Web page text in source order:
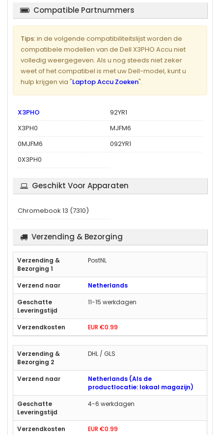
Compatible Partnummers
Tips:in de volgende compatibiliteitslijst worden de
compatibele modellen van de Dell X3PHO Accu niet
volledig weergegeven. Als u nog steeds niet zeker
weet of het compatibel is met uw Dell-model, kunt u
hulp krijgen via "Laptop Accu Zoeken".
X3PHO
92YR1
X3PH0
MJFM6
0MJFM6
092YR1
0X3PH0
Geschikt Voor Apparaten
Chromebook 13 (7310)
Verzending & Bezorging
PostNL
Netherlands
11-15 werkdagen
EUR €0.99
DHL / GLS
Netherlands (Als de
productlocatie: lokaal magazijn)
4-6 werkdagen
EUR €0.99